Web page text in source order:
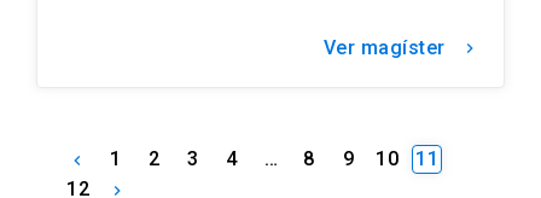
Ver magíster keyboard_arrow_right
keyboard_arrow_left 1 2 3 4 … 8 9 10
11
12
keyboard_arrow_right